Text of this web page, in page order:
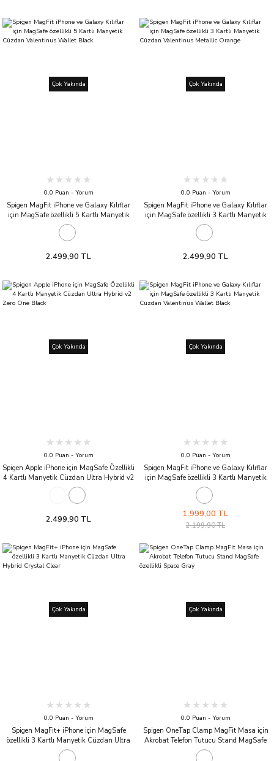
Çok Yakında
0.0 Puan - Yorum
Spigen MagFit iPhone ve Galaxy Kılıflar
için MagSafe özellikli 5 Kartlı Manyetik
Cüzdan Valentinus Wallet Black
2.499,90 TL
Çok Yakında
0.0 Puan - Yorum
Spigen MagFit iPhone ve Galaxy Kılıflar
için MagSafe özellikli 3 Kartlı Manyetik
Cüzdan Valentinus Metallic Orange
2.499,90 TL
Çok Yakında
0.0 Puan - Yorum
Spigen Apple iPhone için MagSafe Özellikli
4 Kartlı Manyetik Cüzdan Ultra Hybrid v2
Zero One Black
2.499,90 TL
Çok Yakında
0.0 Puan - Yorum
Spigen MagFit iPhone ve Galaxy Kılıflar
için MagSafe özellikli 3 Kartlı Manyetik
Cüzdan Valentinus Wallet Black
1.999,00 TL
2.199,90 TL
Çok Yakında
0.0 Puan - Yorum
Spigen MagFit+ iPhone için MagSafe
özellikli 3 Kartlı Manyetik Cüzdan Ultra
Hybrid Crystal Clear
Çok Yakında
0.0 Puan - Yorum
Spigen OneTap Clamp MagFit Masa için
Akrobat Telefon Tutucu Stand MagSafe
özellikli Space Gray